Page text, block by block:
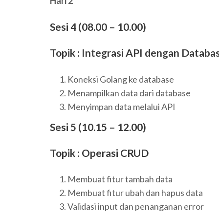
Sesi 4 (08.00 – 10.00)
Topik : Integrasi API dengan
Koneksi Golang ke database
Menampilkan data dari database
Menyimpan data melalui API
Sesi 5 (10.15 – 12.00)
Topik : Operasi CRUD
Membuat fitur tambah data
Membuat fitur ubah dan hapus data
Validasi input dan penanganan error